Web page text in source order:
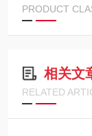
PRODUCT
相关文
RELATED